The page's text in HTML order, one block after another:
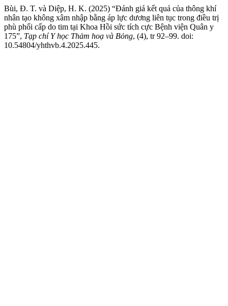
Bùi, Đ. T. và Diệp, H. K. (2025) “Đánh giá kết quả của thông khí
nhân tạo không xâm nhập bằng áp lực dương liên tục trong điều trị
phù phổi cấp do tim tại Khoa Hồi sức tích cực Bệnh viện Quân y
175”, Tạp chí Y học Thảm hoạ và Bỏng, (4), tr 92–99. doi:
10.54804/yhthvb.4.2025.445.